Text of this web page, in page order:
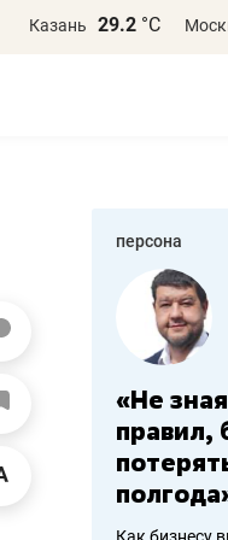
Казань 29.2 °С
персона
работа «Не
правил,